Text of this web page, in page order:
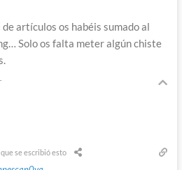
artículos os habéis sumado al
Solo os falta meter algún chiste
se escribió esto